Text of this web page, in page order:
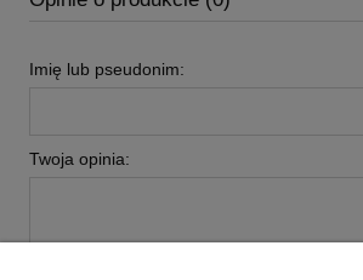
Imię lub pseudonim:
Twoja opinia: